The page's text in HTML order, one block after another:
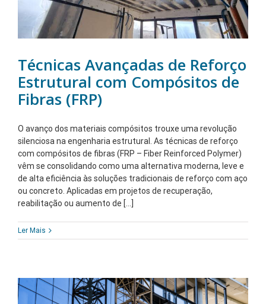
Técnicas Avançadas de Reforço
Estrutural com Compósitos de
Fibras (FRP)
O avanço dos materiais compósitos trouxe uma revolução
silenciosa na engenharia estrutural. As técnicas de reforço
com compósitos de fibras (FRP – Fiber Reinforced Polymer)
vêm se consolidando como uma alternativa moderna, leve e
de alta eficiência às soluções tradicionais de reforço com aço
ou concreto. Aplicadas em projetos de recuperação,
reabilitação ou aumento de [...]
Ler Mais